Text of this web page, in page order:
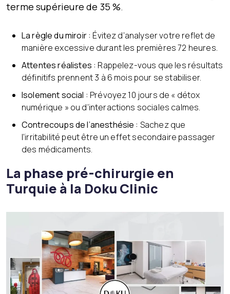
terme supérieure de 35 %.
La règle du miroir : Évitez d’analyser votre reflet de
manière excessive durant les premières 72 heures.
Attentes réalistes : Rappelez-vous que les résultats
définitifs prennent 3 à 6 mois pour se stabiliser.
Isolement social : Prévoyez 10 jours de « détox
numérique » ou d’interactions sociales calmes.
Contrecoups de l’anesthésie : Sachez que
l’irritabilité peut être un effet secondaire passager
des médicaments.
La phase pré-chirurgie en
Turquie à la Doku Clinic